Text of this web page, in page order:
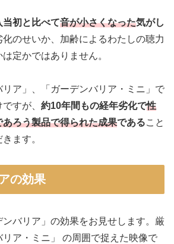
当初と比べて音が小さくなった気がし
化のせいか、加齢によるわたしの聴力
定かではありません。
ア」、「ガーデンバリア・ミニ」で
すが、 約10年間もの経年劣化で性
ろう製品で得られた成果であること
ます。
の効果
バリア」の効果をお見せします。厳
ア・ミニ」 の周囲で捉えた映像で